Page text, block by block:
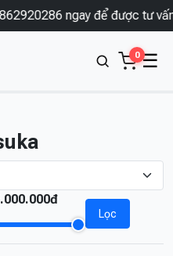
ngay để được tư vấn
0 ☰
Lọc